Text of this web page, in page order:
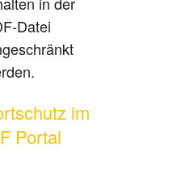
PDF/A
the Scenes
X
PDF
Datei
im
Portal